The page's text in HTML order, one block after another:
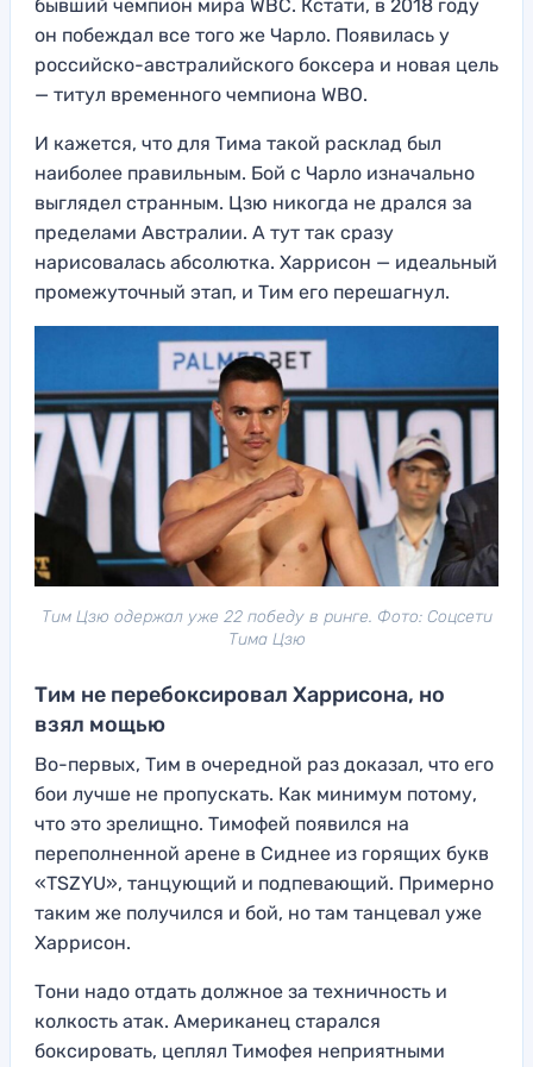
бывший чемпион мира WBC. Кстати, в 2018 году
он побеждал все того же Чарло. Появилась у
российско-австралийского боксера и новая цель
— титул временного чемпиона WBO.
И кажется, что для Тима такой расклад был
наиболее правильным. Бой с Чарло изначально
выглядел странным. Цзю никогда не дрался за
пределами Австралии. А тут так сразу
нарисовалась абсолютка. Харрисон — идеальный
промежуточный этап, и Тим его перешагнул.
Тим Цзю одержал уже 22 победу в ринге. Фото: Соцсети
Тима Цзю
Тим не перебоксировал Харрисона, но
взял мощью
Во-первых, Тим в очередной раз доказал, что его
бои лучше не пропускать. Как минимум потому,
что это зрелищно. Тимофей появился на
переполненной арене в Сиднее из горящих букв
«TSZYU», танцующий и подпевающий. Примерно
таким же получился и бой, но там танцевал уже
Харрисон.
Тони надо отдать должное за техничность и
колкость атак. Американец старался
боксировать, цеплял Тимофея неприятными